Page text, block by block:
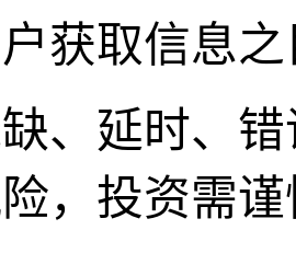
获取信息
、延时、
，投资需